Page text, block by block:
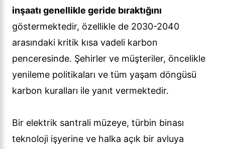
inşaatı genellikle geride bıraktığını
göstermektedir, özellikle de 2030-2040
arasındaki kritik kısa vadeli karbon
penceresinde. Şehirler ve müşteriler, öncelikle
yenileme politikaları ve tüm yaşam döngüsü
karbon kuralları ile yanıt vermektedir.
Bir elektrik santrali müzeye, türbin binası
teknoloji işyerine ve halka açık bir avluya